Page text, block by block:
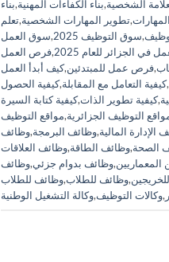
الشخصية,بناء الكفاءات المهنية,بناء
,تطوير المهارات الشخصية,تعلم
,سوق التوظيف 2025 ,سوق العمل
في الجزائر للعام 2025 ,فرص العمل
,فرص عمل للمبتدئين,كيف أبدأ العمل
,كيفية التعامل مع المقابلة,كيفية الحصول
,كيفية تطوير الذات,كيفية كتابة السيرة
التوظيف الجزائرية,مواقع التوظيف
الإدارة المالية,وظائف البرمجة,وظائف
الصحة,وظائف الطاقة,وظائف العلاقات
,وظائف بدوام جزئي,وظائف
,وظائف للطلاب,وظائف للطلاب
,وكالات التوظيف,وكالة التشغيل الوطنية